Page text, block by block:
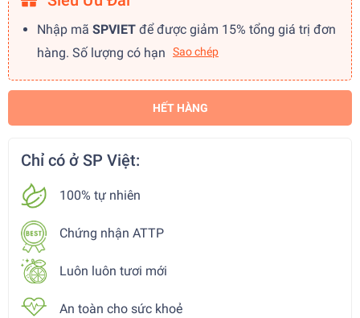
Nhập mã SPVIET để được giảm 15% tổng giá trị đơn
hàng. Số lượng có hạn
Sao chép
HẾT HÀNG
Chỉ có ở SP Việt:
100% tự nhiên
Chứng nhận ATTP
Luôn luôn tươi mới
An toàn cho sức khoẻ